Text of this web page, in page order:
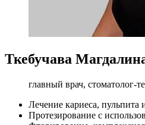
Ткебучава
главный врач, стоматолог-
Лечение кариеса, пульпита
Протезирование с